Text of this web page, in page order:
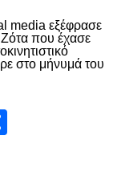
media εξέφρασε
Ζότα που έχασε
στο μήνυμά του